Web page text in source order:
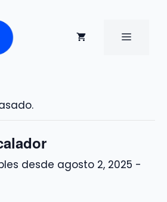
MENÚ
agosto 2, 2025 -